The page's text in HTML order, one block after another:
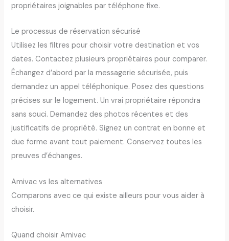
propriétaires joignables par téléphone fixe.
Le processus de réservation sécurisé
Utilisez les filtres pour choisir votre destination et vos
dates. Contactez plusieurs propriétaires pour comparer.
Échangez d’abord par la messagerie sécurisée, puis
demandez un appel téléphonique. Posez des questions
précises sur le logement. Un vrai propriétaire répondra
sans souci. Demandez des photos récentes et des
justificatifs de propriété. Signez un contrat en bonne et
due forme avant tout paiement. Conservez toutes les
preuves d’échanges.
Amivac vs les alternatives
Comparons avec ce qui existe ailleurs pour vous aider à
choisir.
Quand choisir Amivac